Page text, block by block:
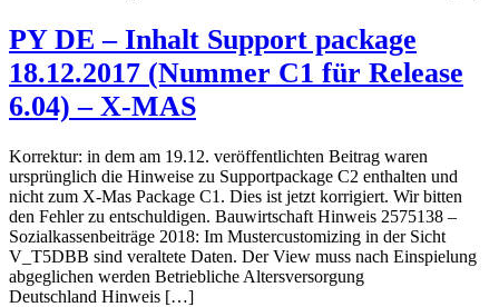
PY DE – Inhalt Support package
18.12.2017 (Nummer C1 für Release
6.04) – X-MAS
Korrektur: in dem am 19.12. veröffentlichten Beitrag waren
ursprünglich die Hinweise zu Supportpackage C2 enthalten und
nicht zum X-Mas Package C1. Dies ist jetzt korrigiert. Wir bitten
den Fehler zu entschuldigen. Bauwirtschaft Hinweis 2575138 –
Sozialkassenbeiträge 2018: Im Mustercustomizing in der Sicht
V_T5DBB sind veraltete Daten. Der View muss nach Einspielung
abgeglichen werden Betriebliche Altersversorgung
Deutschland Hinweis […]